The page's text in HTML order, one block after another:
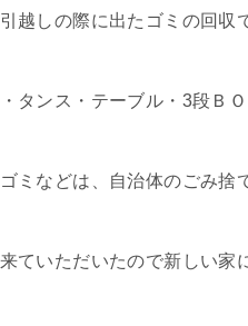
越しの際に出たゴミの回収
タンス・テーブル・3段Ｂ
ゴミなどは、自治体のごみ捨
ていただいたので新しい